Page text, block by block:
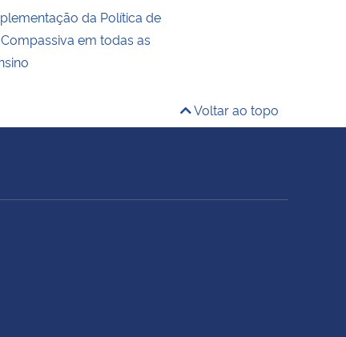
da Política de
em todas as
Voltar ao topo